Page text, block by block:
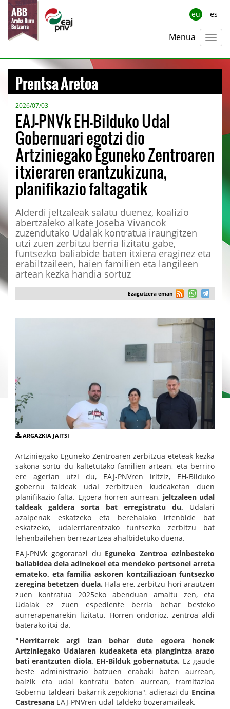
eu es
Menua
Prentsa Aretoa
2026/07/03
EAJ-PNVk EH-Bilduko Udal
Gobernuari egotzi dio
Artziniegako Eguneko Zentroaren
itxieraren erantzukizuna,
planifikazio faltagatik
Alderdi jeltzaleak salatu duenez, koalizio
abertzaleko alkate Joseba Vivancok
zuzendutako Udalak kontratua iraungitzen
utzi zuen zerbitzu berria lizitatu gabe,
funtsezko baliabide baten itxiera eraginez eta
erabiltzaileen, haien familien eta langileen
artean kezka handia sortuz
Ezagutzera eman
ARGAZKIA JAITSI
Artziniegako Eguneko Zentroaren zerbitzua eteteak kezka
sakona sortu du kaltetutako familien artean, eta berriro
ere agerian utzi du, EAJ-PNVren iritziz, EH-Bilduko
gobernu taldeak udal zerbitzuen kudeaketan duen
planifikazio falta. Egoera horren aurrean, jeltzaleen udal
taldeak galdera sorta bat erregistratu du, Udalari
azalpenak eskatzeko eta berehalako irtenbide bat
eskatzeko, udalerriarentzako funtsezko zerbitzu bat
lehenbailehen berrezartzea ahalbidetuko duena.
EAJ-PNVk gogorarazi du Eguneko Zentroa ezinbesteko
baliabidea dela adinekoei eta mendeko pertsonei arreta
emateko, eta familia askoren kontziliazioan funtsezko
zeregina betetzen duela. Hala ere, zerbitzu hori arautzen
zuen kontratua 2025eko abenduan amaitu zen, eta
Udalak ez zuen espediente berria behar besteko
aurrerapenarekin lizitatu. Horren ondorioz, zentroa aldi
baterako itxi da.
"Herritarrek argi izan behar dute
egoera honek
Artziniegako Udalaren kudeaketa eta plangintza arazo
bati erantzuten diola, EH-Bilduk gobernatuta. Ez gaude
beste administrazio batzuen erabaki baten aurrean,
baizik eta udal kontratu baten aurrean, tramitazioa
Gobernu taldeari bakarrik zegokiona", adierazi du Encina
Castresana EAJ-PNVren udal taldeko bozeramaileak.